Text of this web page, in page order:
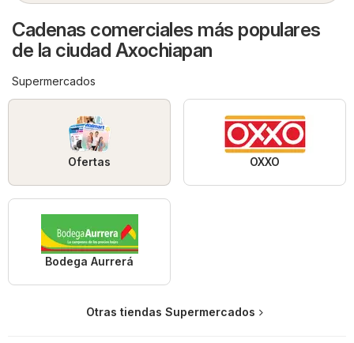
Cadenas comerciales más populares
de la ciudad Axochiapan
Supermercados
Ofertas OXXO
Bodega Aurrerá
Otras tiendas Supermercados